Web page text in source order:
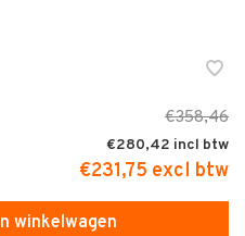
€358,46
€280,42
€231,75 excl btw
winkelwagen